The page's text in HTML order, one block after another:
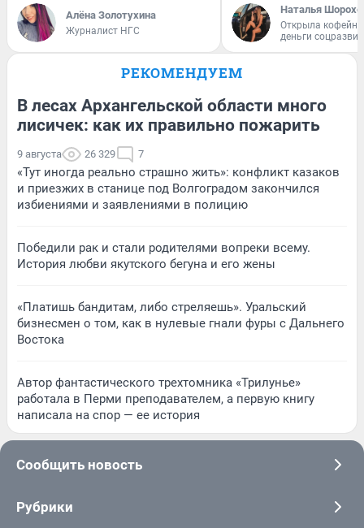
Алёна Золотухина
Журналист НГС
Наталья
Открыла
деньги
РЕКОМЕНДУЕМ
В лесах Архангельской области много
лисичек: как их правильно пожарить
9 августа 26 329 7
«Тут иногда реально страшно жить»: конфликт казаков
и приезжих в станице под Волгоградом закончился
избиениями и заявлениями в полицию
Победили рак и стали родителями вопреки всему.
История любви якутского бегуна и его жены
«Платишь бандитам, либо стреляешь». Уральский
бизнесмен о том, как в нулевые гнали фуры с Дальнего
Востока
Автор фантастического трехтомника «Трилунье»
работала в Перми преподавателем, а первую книгу
написала на спор — ее история
Сообщить новость
Рубрики